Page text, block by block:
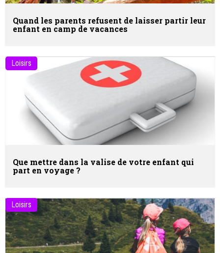
Quand les parents refusent de laisser partir leur
enfant en camp de vacances
Loisirs
Que mettre dans la valise de votre enfant qui
part en voyage ?
Loisirs